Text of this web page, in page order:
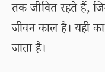
तक जीवित रहते हैं,
जीवन काल है। यही
जाता है।